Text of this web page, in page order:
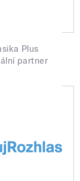
Plus
partner